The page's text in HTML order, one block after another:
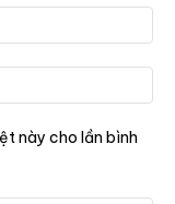
Và
này cho lần bình